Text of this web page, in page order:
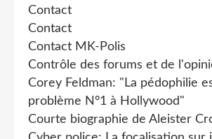
Contact
Contact
Contact MK-Polis
Contrôle des forums et de
Corey Feldman: "La pédophilie
problème N°1 à Hollywood"
Courte biographie de Aleister